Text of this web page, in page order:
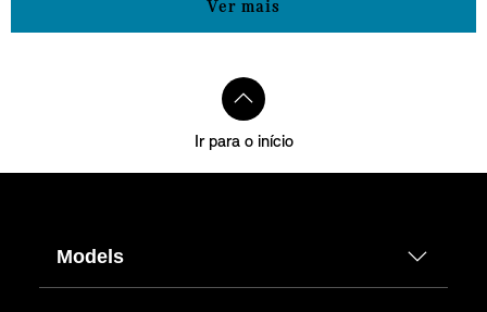
Ver mais
Ir para o início
Models